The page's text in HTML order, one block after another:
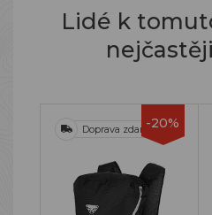
Lidé k
-20%
Doprava zdarma